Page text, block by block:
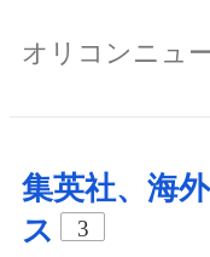
オリコンニュ
集英社、海
ス
3